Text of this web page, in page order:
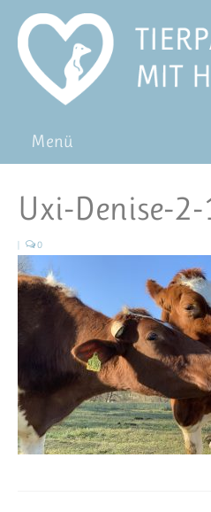
Menü
Pat*in werden
Blog
Uxi-Denise-2-
| 0